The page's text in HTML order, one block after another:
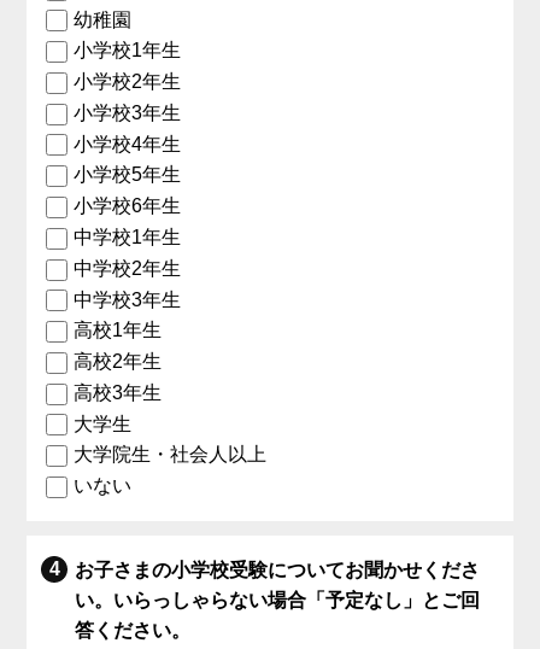
幼稚園
小学校1年生
小学校2年生
小学校3年生
小学校4年生
小学校5年生
小学校6年生
中学校1年生
中学校2年生
中学校3年生
高校1年生
高校2年生
高校3年生
大学生
大学院生・社会人以上
いない
お子さまの小学校受験についてお聞かせくださ
い。いらっしゃらない場合「予定なし」とご回
答ください。